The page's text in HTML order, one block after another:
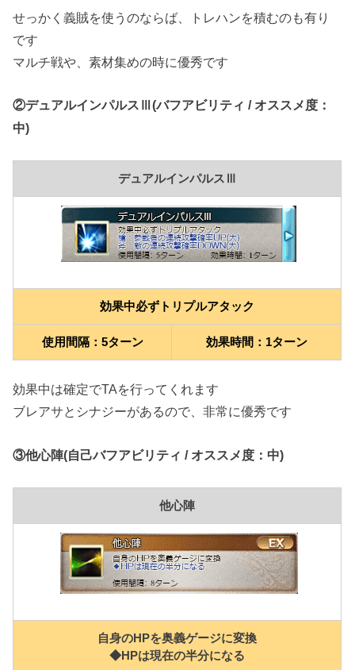
せっかく義賊を使うのならば、トレハンを積むのも有り
です
マルチ戦や、素材集めの時に優秀です
②デュアルインパルスⅢ(バフアビリティ / オススメ度：
中)
デュアルインパルスⅢ
効果中必ずトリプルアタック
使用間隔：5ターン 効果時間：1ターン
効果中は確定でTAを行ってくれます
ブレアサとシナジーがあるので、非常に優秀です
③他心陣(自己バフアビリティ / オススメ度：中)
他心陣
自身のHPを奥義ゲージに変換
◆HPは現在の半分になる